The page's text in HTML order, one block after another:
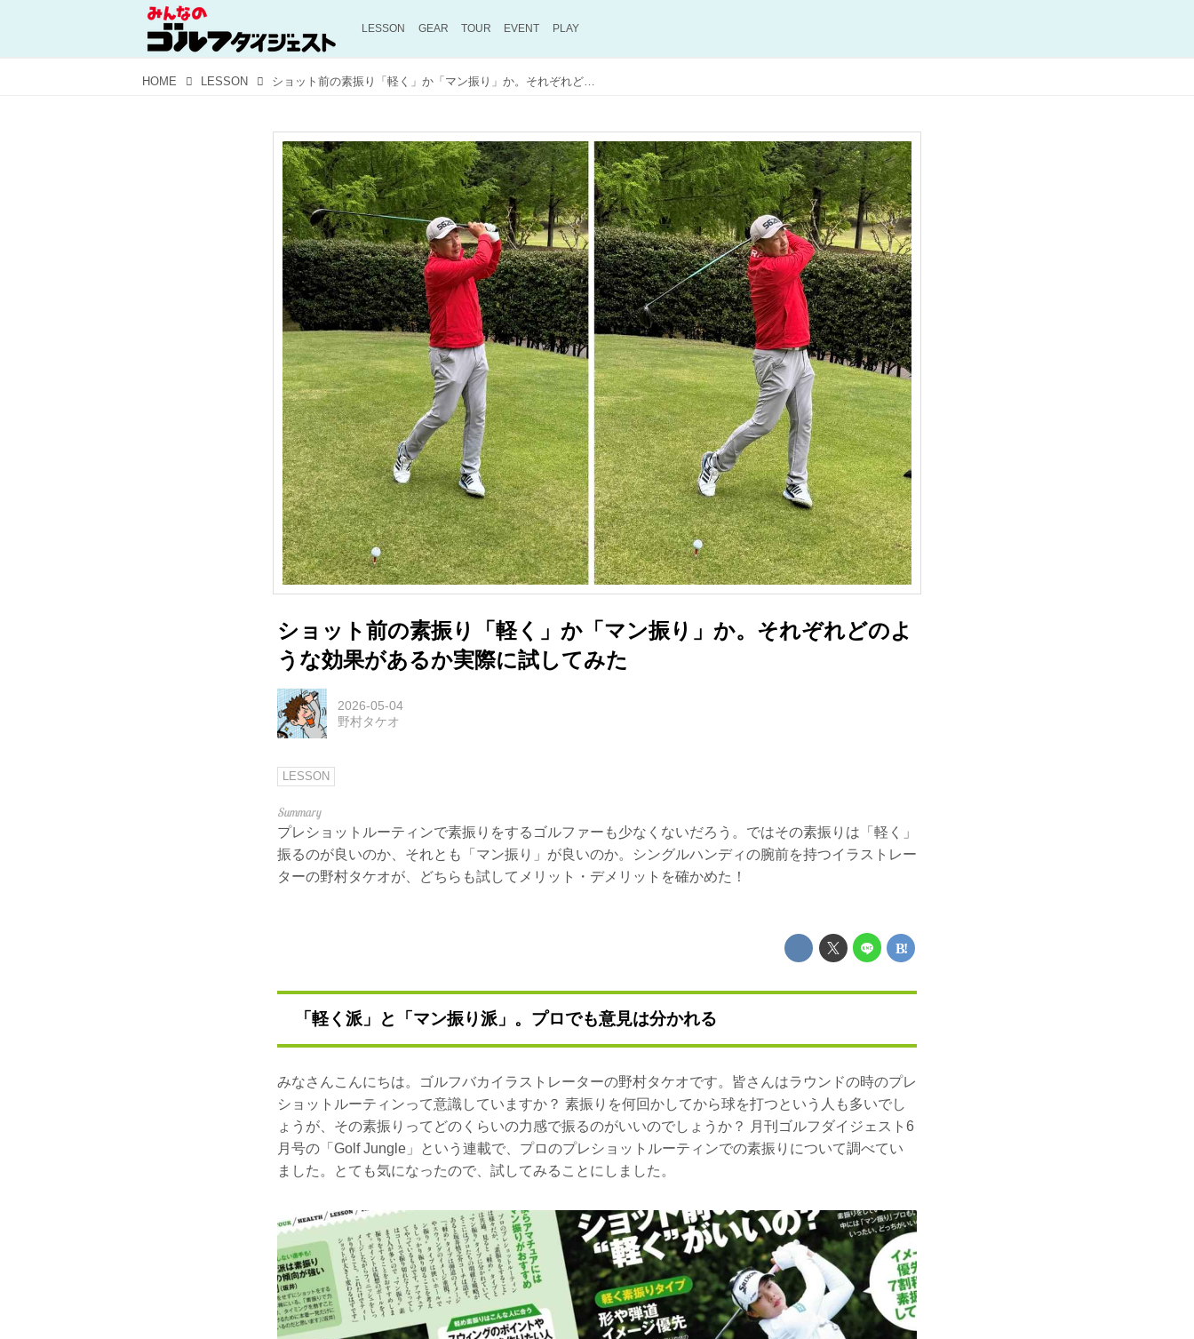
LESSON GEAR TOUR EVENT PLAY
HOME LESSON ショット前の素振り「軽く」か「マン振り」か。それぞれどのような効果があるか実際に試してみた
ショット前の素振り「軽く」か「マン振り」か。それぞれどのよ
うな効果があるか実際に試してみた
2026-05-04
野村タケオ
LESSON
プレショットルーティンで素振りをするゴルファーも少なくないだろう。ではその素振りは「軽く」
振るのが良いのか、それとも「マン振り」が良いのか。シングルハンディの腕前を持つイラストレー
ターの野村タケオが、どちらも試してメリット・デメリットを確かめた！
「軽く派」と「マン振り派」。プロでも意見は分かれる
みなさんこんにちは。ゴルフバカイラストレーターの野村タケオです。皆さんはラウンドの時のプレ
ショットルーティンって意識していますか？ 素振りを何回かしてから球を打つという人も多いでし
ょうが、その素振りってどのくらいの力感で振るのがいいのでしょうか？ 月刊ゴルフダイジェスト6
月号の「Golf Jungle」という連載で、プロのプレショットルーティンでの素振りについて調べてい
ました。とても気になったので、試してみることにしました。